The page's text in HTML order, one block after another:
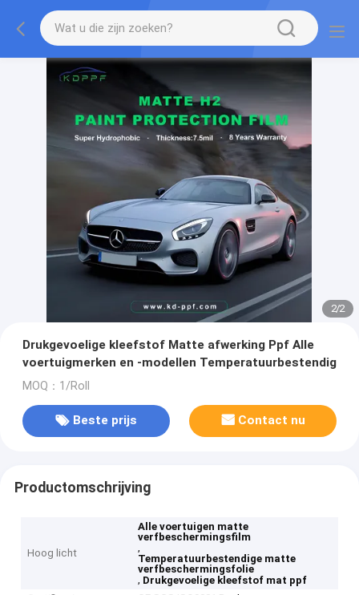
2/2
Drukgevoelige kleefstof Matte afwerking Ppf Alle
voertuigmerken en -modellen Temperatuurbestendig
MOQ：1/Roll
Beste prijs Contact nu
Productomschrijving
Hoog licht
Alle voertuigen matte
verfbeschermingsfilm
,
Temperatuurbestendige matte
verfbeschermingsfolie
, Drukgevoelige kleefstof mat ppf